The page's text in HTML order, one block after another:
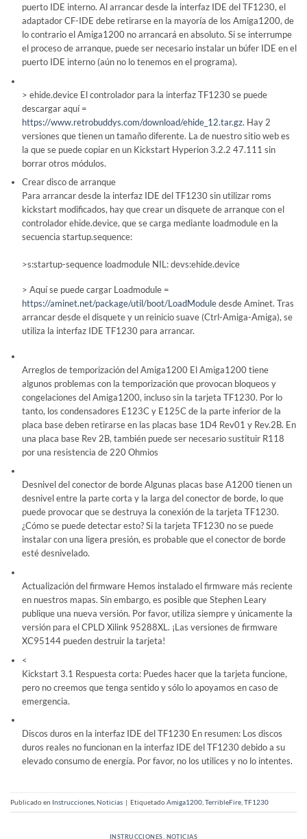
puerto IDE interno. Al arrancar desde la interfaz IDE del TF1230, el
adaptador CF-IDE debe retirarse en la mayoría de los Amiga1200, de
lo contrario el Amiga1200 no arrancará en absoluto. Si se interrumpe
el proceso de arranque, puede ser necesario instalar un búfer IDE en el
puerto IDE interno (aún no lo tenemos en el programa).
> ehide.device El controlador para la interfaz TF1230 se puede
descargar aquí =
https://www.retrobuddys.com/download/ehide_12.tar.gz. Hay 2
versiones que tienen un tamaño diferente. La de nuestro sitio web es
la que se puede copiar en un Kickstart Hyperion 3.2.2 47.111 sin
borrar otros módulos.
Crear disco de arranque
Para arrancar desde la interfaz IDE del TF1230 sin utilizar roms
kickstart modificados, hay que crear un disquete de arranque con el
controlador ehide.device, que se carga mediante loadmodule en la
secuencia startup.sequence:
>s:startup-sequence loadmodule NIL: devs:ehide.device
> Aquí se puede cargar Loadmodule =
https://aminet.net/package/util/boot/LoadModuledesde Aminet. Tras
arrancar desde el disquete y un reinicio suave (Ctrl-Amiga-Amiga), se
utiliza la interfaz IDE TF1230 para arrancar.
Arreglos de temporización del Amiga1200 El Amiga1200 tiene
algunos problemas con la temporización que provocan bloqueos y
congelaciones del Amiga1200, incluso sin la tarjeta TF1230. Por lo
tanto, los condensadores E123C y E125C de la parte inferior de la
placa base deben retirarse en las placas base 1D4 Rev01 y Rev.2B. En
una placa base Rev 2B, también puede ser necesario sustituir R118
por una resistencia de 220 Ohmios
Desnivel del conector de borde Algunas placas base A1200 tienen un
desnivel entre la parte corta y la larga del conector de borde, lo que
puede provocar que se destruya la conexión de la tarjeta TF1230.
¿Cómo se puede detectar esto? Si la tarjeta TF1230 no se puede
instalar con una ligera presión, es probable que el conector de borde
esté desnivelado.
Actualización del firmware Hemos instalado el firmware más reciente
en nuestros mapas. Sin embargo, es posible que Stephen Leary
publique una nueva versión. Por favor, utiliza siempre y únicamente la
versión para el CPLD Xilink 95288XL. ¡Las versiones de firmware
XC95144 pueden destruir la tarjeta!
<
Kickstart 3.1 Respuesta corta: Puedes hacer que la tarjeta funcione,
pero no creemos que tenga sentido y sólo lo apoyamos en caso de
emergencia.
Discos duros en la interfaz IDE del TF1230 En resumen: Los discos
duros reales no funcionan en la interfaz IDE del TF1230 debido a su
elevado consumo de energía. Por favor, no los utilices y no lo intentes.
Publicado en Instrucciones Noticias | EtiquetadoAmiga1200 TerribleFire TF1230
INSTRUCCIONES, NOTICIAS